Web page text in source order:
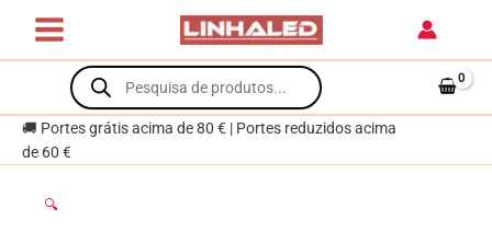
content
Products
search
🚚 Portes grátis acima de 80 € | Portes reduzidos acima
de 60 €
🔍
forma
de
calha
de
encastrar
PRO